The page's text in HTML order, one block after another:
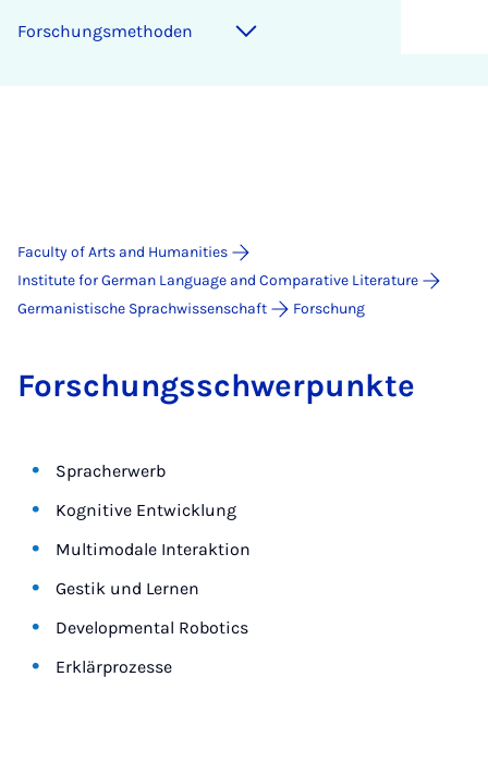
Forschungs­meth­oden
Faculty of Arts and Humanities
Institute for German Language and Comparative Literature
Germanistische Sprachwissenschaft
Forschung
Forschungsschwer­punkte
Spracherwerb
Kognitive Entwicklung
Multimodale Interaktion
Gestik und Lernen
Developmental Robotics
Erklärprozesse